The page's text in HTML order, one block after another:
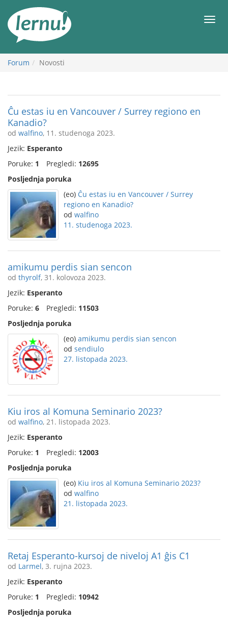
Meni
Forum Novosti
Ĉu estas iu en Vancouver / Surrey regiono en
Kanadio?
od walfino, 11. studenoga 2023.
Jezik: Esperanto
Poruke: 1 Pregledi: 12695
Posljednja poruka
(eo) Ĉu estas iu en Vancouver / Surrey
regiono en Kanadio?
od walfino
11. studenoga 2023.
amikumu perdis sian sencon
od thyrolf, 31. kolovoza 2023.
Jezik: Esperanto
Poruke: 6 Pregledi: 11503
Posljednja poruka
(eo) amikumu perdis sian sencon
od sendiulo
27. listopada 2023.
Kiu iros al Komuna Seminario 2023?
od walfino, 21. listopada 2023.
Jezik: Esperanto
Poruke: 1 Pregledi: 12003
Posljednja poruka
(eo) Kiu iros al Komuna Seminario 2023?
od walfino
21. listopada 2023.
Retaj Esperanto-kursoj de niveloj A1 ĝis C1
od Larmel, 3. rujna 2023.
Jezik: Esperanto
Poruke: 1 Pregledi: 10942
Posljednja poruka